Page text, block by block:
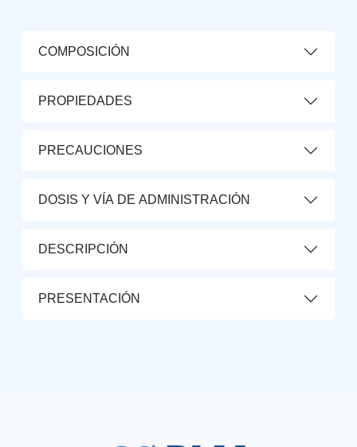
COMPOSICIÓN
PROPIEDADES
PRECAUCIONES
DOSIS Y VÍA DE ADMINISTRACIÓN
DESCRIPCIÓN
PRESENTACIÓN